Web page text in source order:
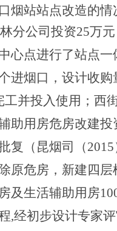
烟站站点改造的情
分公司投资25万
心点进行了站点一
进烟口，设计收购
并投入使用； 西
助用房危房改建投
复（昆烟司（2015
原危房，新建四层
及生活辅助用房
,经初步设计专家